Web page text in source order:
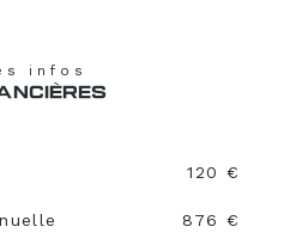
infos
120 €
876 €